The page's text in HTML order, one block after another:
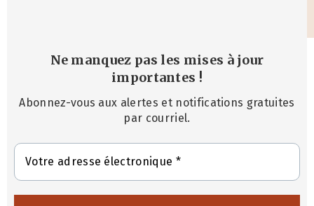
Ne manquez pas les mises à jour
importantes !
Abonnez-vous aux alertes et notifications gratuites
par courriel.